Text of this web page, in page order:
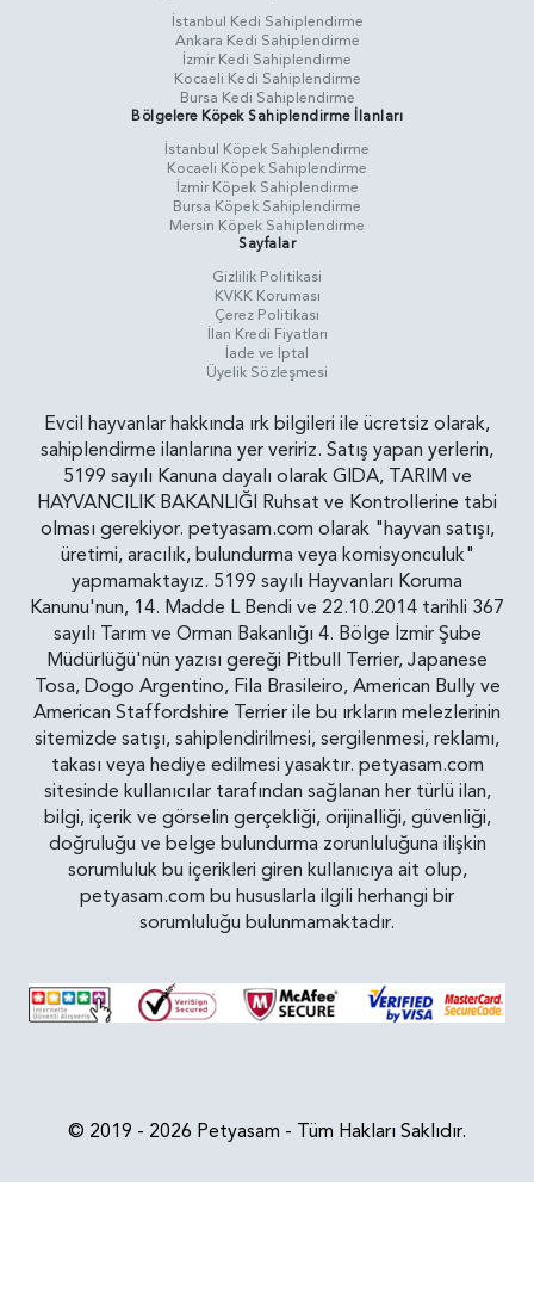
İstanbul Kedi Sahiplendirme
Ankara Kedi Sahiplendirme
İzmir Kedi Sahiplendirme
Kocaeli Kedi Sahiplendirme
Bursa Kedi Sahiplendirme
Bölgelere Köpek Sahiplendirme İlanları
İstanbul Köpek Sahiplendirme
Kocaeli Köpek Sahiplendirme
İzmir Köpek Sahiplendirme
Bursa Köpek Sahiplendirme
Mersin Köpek Sahiplendirme
Sayfalar
Gizlilik Politikasi
KVKK Koruması
Çerez Politikası
İlan Kredi Fiyatları
İade ve İptal
Üyelik Sözleşmesi
Evcil hayvanlar hakkında ırk bilgileri ile ücretsiz olarak,
sahiplendirme ilanlarına yer veririz. Satış yapan yerlerin,
5199 sayılı Kanuna dayalı olarak GIDA, TARIM ve
HAYVANCILIK BAKANLIĞI Ruhsat ve Kontrollerine tabi
olması gerekiyor. petyasam.com olarak "hayvan satışı,
üretimi, aracılık, bulundurma veya komisyonculuk"
yapmamaktayız. 5199 sayılı Hayvanları Koruma
Kanunu'nun, 14. Madde L Bendi ve 22.10.2014 tarihli 367
sayılı Tarım ve Orman Bakanlığı 4. Bölge İzmir Şube
Müdürlüğü'nün yazısı gereği Pitbull Terrier, Japanese
Tosa, Dogo Argentino, Fila Brasileiro, American Bully ve
American Staffordshire Terrier ile bu ırkların melezlerinin
sitemizde satışı, sahiplendirilmesi, sergilenmesi, reklamı,
takası veya hediye edilmesi yasaktır. petyasam.com
sitesinde kullanıcılar tarafından sağlanan her türlü ilan,
bilgi, içerik ve görselin gerçekliği, orijinalliği, güvenliği,
doğruluğu ve belge bulundurma zorunluluğuna ilişkin
sorumluluk bu içerikleri giren kullanıcıya ait olup,
petyasam.com bu hususlarla ilgili herhangi bir
sorumluluğu bulunmamaktadır.
© 2019 - 2026 Petyasam - Tüm Hakları Saklıdır.